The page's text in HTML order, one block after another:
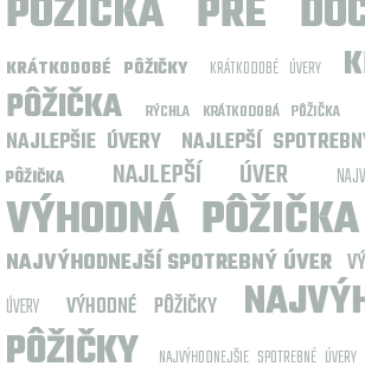
PÔŽIČKA PRE
KRÁTKODOBÉ PÔŽIČKY KRÁTKODOBÉ ÚVERY
PÔŽIČKA
RÝCHLA KRÁTKODOBÁ PÔŽIČKA
NAJLEPŠIE ÚVERY NAJLEPŠÍ
PÔŽIČKA
NAJLEPŠÍ ÚVER
VÝHODNÁ PÔŽIČKA
NAJVÝHODNEJŠÍ SPOTREBNÝ ÚVER
ÚVERY
VÝHODNÉ PÔŽIČKY
PÔŽIČKY
NAJVÝHODNEJŠIE SPOTREBNÉ ÚVERY